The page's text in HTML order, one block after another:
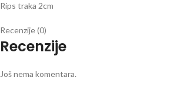
Rips traka 2cm
Recenzije (0)
Recenzije
Još nema komentara.